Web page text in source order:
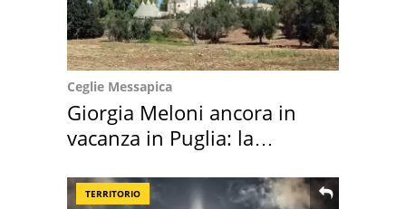
Ceglie Messapica
Giorgia Meloni ancora in
vacanza in Puglia: la
TERRITORIO